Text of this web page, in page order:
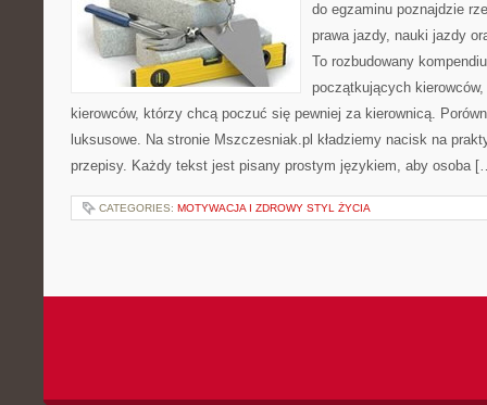
do egzaminu poznajdzie
prawa jazdy, nauki jazdy
To rozbudowany
początkujących
kierowców, którzy chcą poczuć się pewniej za kierownicą.
luksusowe. Na stronie Mszczesniak.pl kładziemy nacisk na
przepisy. Każdy tekst jest pisany prostym językiem, aby osoba
CATEGORIES: MOTYWACJA I ZDROWY STYL ŻYCIA